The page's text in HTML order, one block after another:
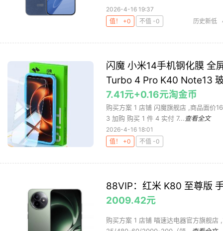
2026-4-16 19:37
值！ +0
不值 -0 历史新低
闪魔 小米14手机钢化膜 全
Turbo 4 Pro K40 Note13
7.41元+0.16元淘金币
购买方案 1 店铺 闪魔旗舰店 ,商品面价
3 加购 购买 1 件 4 实付 7... 查看全文
2026-4-16 18:01
值！ +0
不值 -0
88VIP：红米 K80 至尊版
2009.42元
购买方案 1 店铺 喵速达电器官方旗舰